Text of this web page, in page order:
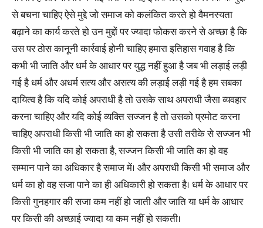
से बचना चाहिए ऐसे मुद्दे जो समाज को कलंकित करते हो वैमनस्यता
बढ़ाने का कार्य करते हो उन मुद्दों पर ज्यादा फोकस करने से अच्छा है कि
उस पर ठोस कानूनी कार्रवाई होनी चाहिए हमारा इतिहास गवाह है कि
कभी भी जाति और धर्म के आधार पर युद्ध नहीं हुआ है जब भी लड़ाई लड़ी
गई है धर्म और अधर्म सत्य और असत्य की लड़ाई लड़ी गई है हम सबका
दायित्व है कि यदि कोई अपराधी है तो उसके साथ अपराधी जैसा व्यवहार
करना चाहिए और यदि कोई व्यक्ति सज्जन है तो उसको प्रमोट करना
चाहिए अपराधी किसी भी जाति का हो सकता है उसी तरीके से सज्जन भी
किसी भी जाति का हो सकता है, सज्जन किसी भी जाति का हो वह
सम्मान पाने का अधिकार है समाज में। और अपराधी किसी भी समाज और
धर्म का हो वह सजा पाने का ही अधिकारी हो सकता है। धर्म के आधार पर
किसी गुनहगार की सजा कम नहीं हो जाती और जाति या धर्म के आधार
पर किसी की अच्छाई ज्यादा या कम नहीं हो सकती।